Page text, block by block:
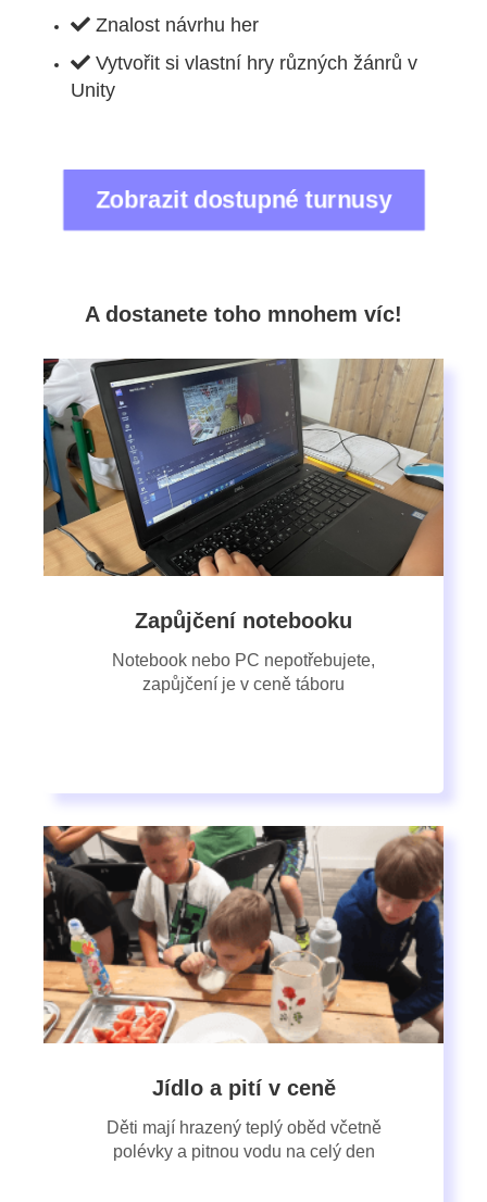
Znalost návrhu her
Vytvořit si vlastní hry různých žánrů v
Unity
Zobrazit dostupné turnusy
A dostanete toho mnohem víc!
Zapůjčení notebooku
Notebook nebo PC nepotřebujete,
zapůjčení je v ceně táboru
Jídlo a pití v ceně
Děti mají hrazený teplý oběd včetně
polévky a pitnou vodu na celý den